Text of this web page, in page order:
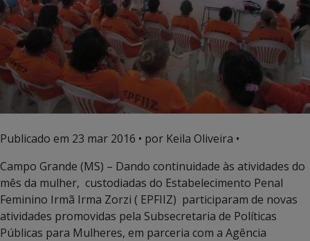
Publicado em 23 mar 2016 • por Keila Oliveira •
Campo Grande (MS) – Dando continuidade às atividades do
mês da mulher, custodiadas do Estabelecimento Penal
Feminino Irmã Irma Zorzi ( EPFIIZ) participaram de novas
atividades promovidas pela Subsecretaria de Políticas
Públicas para Mulheres, em parceria com a Agência